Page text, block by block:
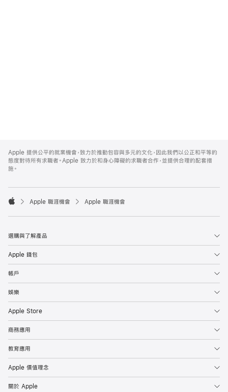
Footer
Apple 提供公平的就業機會，致力於推動包容與多元的文化，因此我們以公正和平等的
態度對待所有求職者。Apple 致力於和身心障礙的求職者合作，並提供合理的配套措
施。

Apple 職涯機會 Apple 職涯機會
選購與了解產品
Apple 錢包
帳戶
娛樂
Apple Store
商務應用
教育應用
Apple 價值理念
關於 Apple